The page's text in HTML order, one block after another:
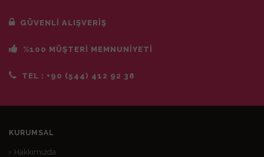
GÜVENLİ ALIŞVERİŞ
%100 MÜŞTERİ MEMNUNİYETİ
TEL : +90 (544) 412 92 38
KURUMSAL
Hakkımızda